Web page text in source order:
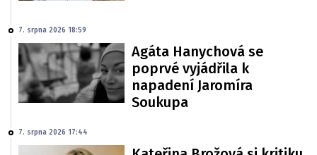
7. srpna 2026 18:59
Agáta Hanychová se
poprvé vyjádřila k
napadení Jaromíra
Soukupa
7. srpna 2026 17:44